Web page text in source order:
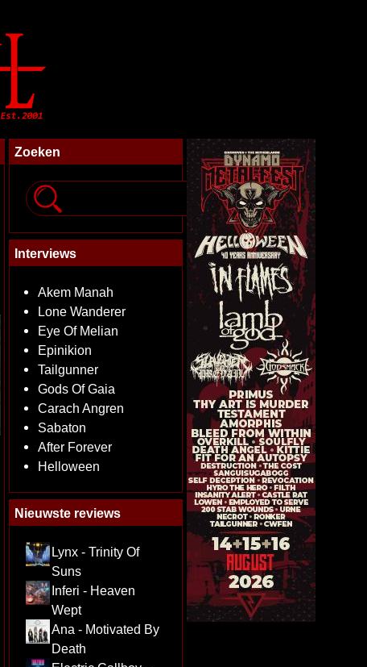
Zoeken
Interviews
Akem Manah
Lone Wanderer
Eye Of Melian
Epinikion
Tailgunner
Gods Of Gaia
Carach Angren
Sabaton
After Forever
Helloween
Nieuwste reviews
Lynx - Trinity Of
Suns
Inferi - Heaven
Wept
Ana - Motivated By
Death